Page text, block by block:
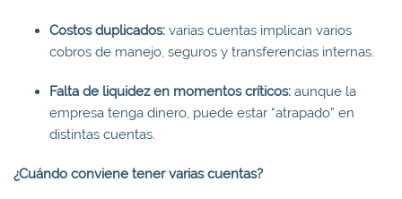
Costos duplicados: varias cuentas implican varios
cobros de manejo, seguros y transferencias internas.
Falta de liquidez en momentos críticos: aunque la
empresa tenga dinero, puede estar “atrapado” en
distintas cuentas.
¿Cuándo conviene tener varias cuentas?